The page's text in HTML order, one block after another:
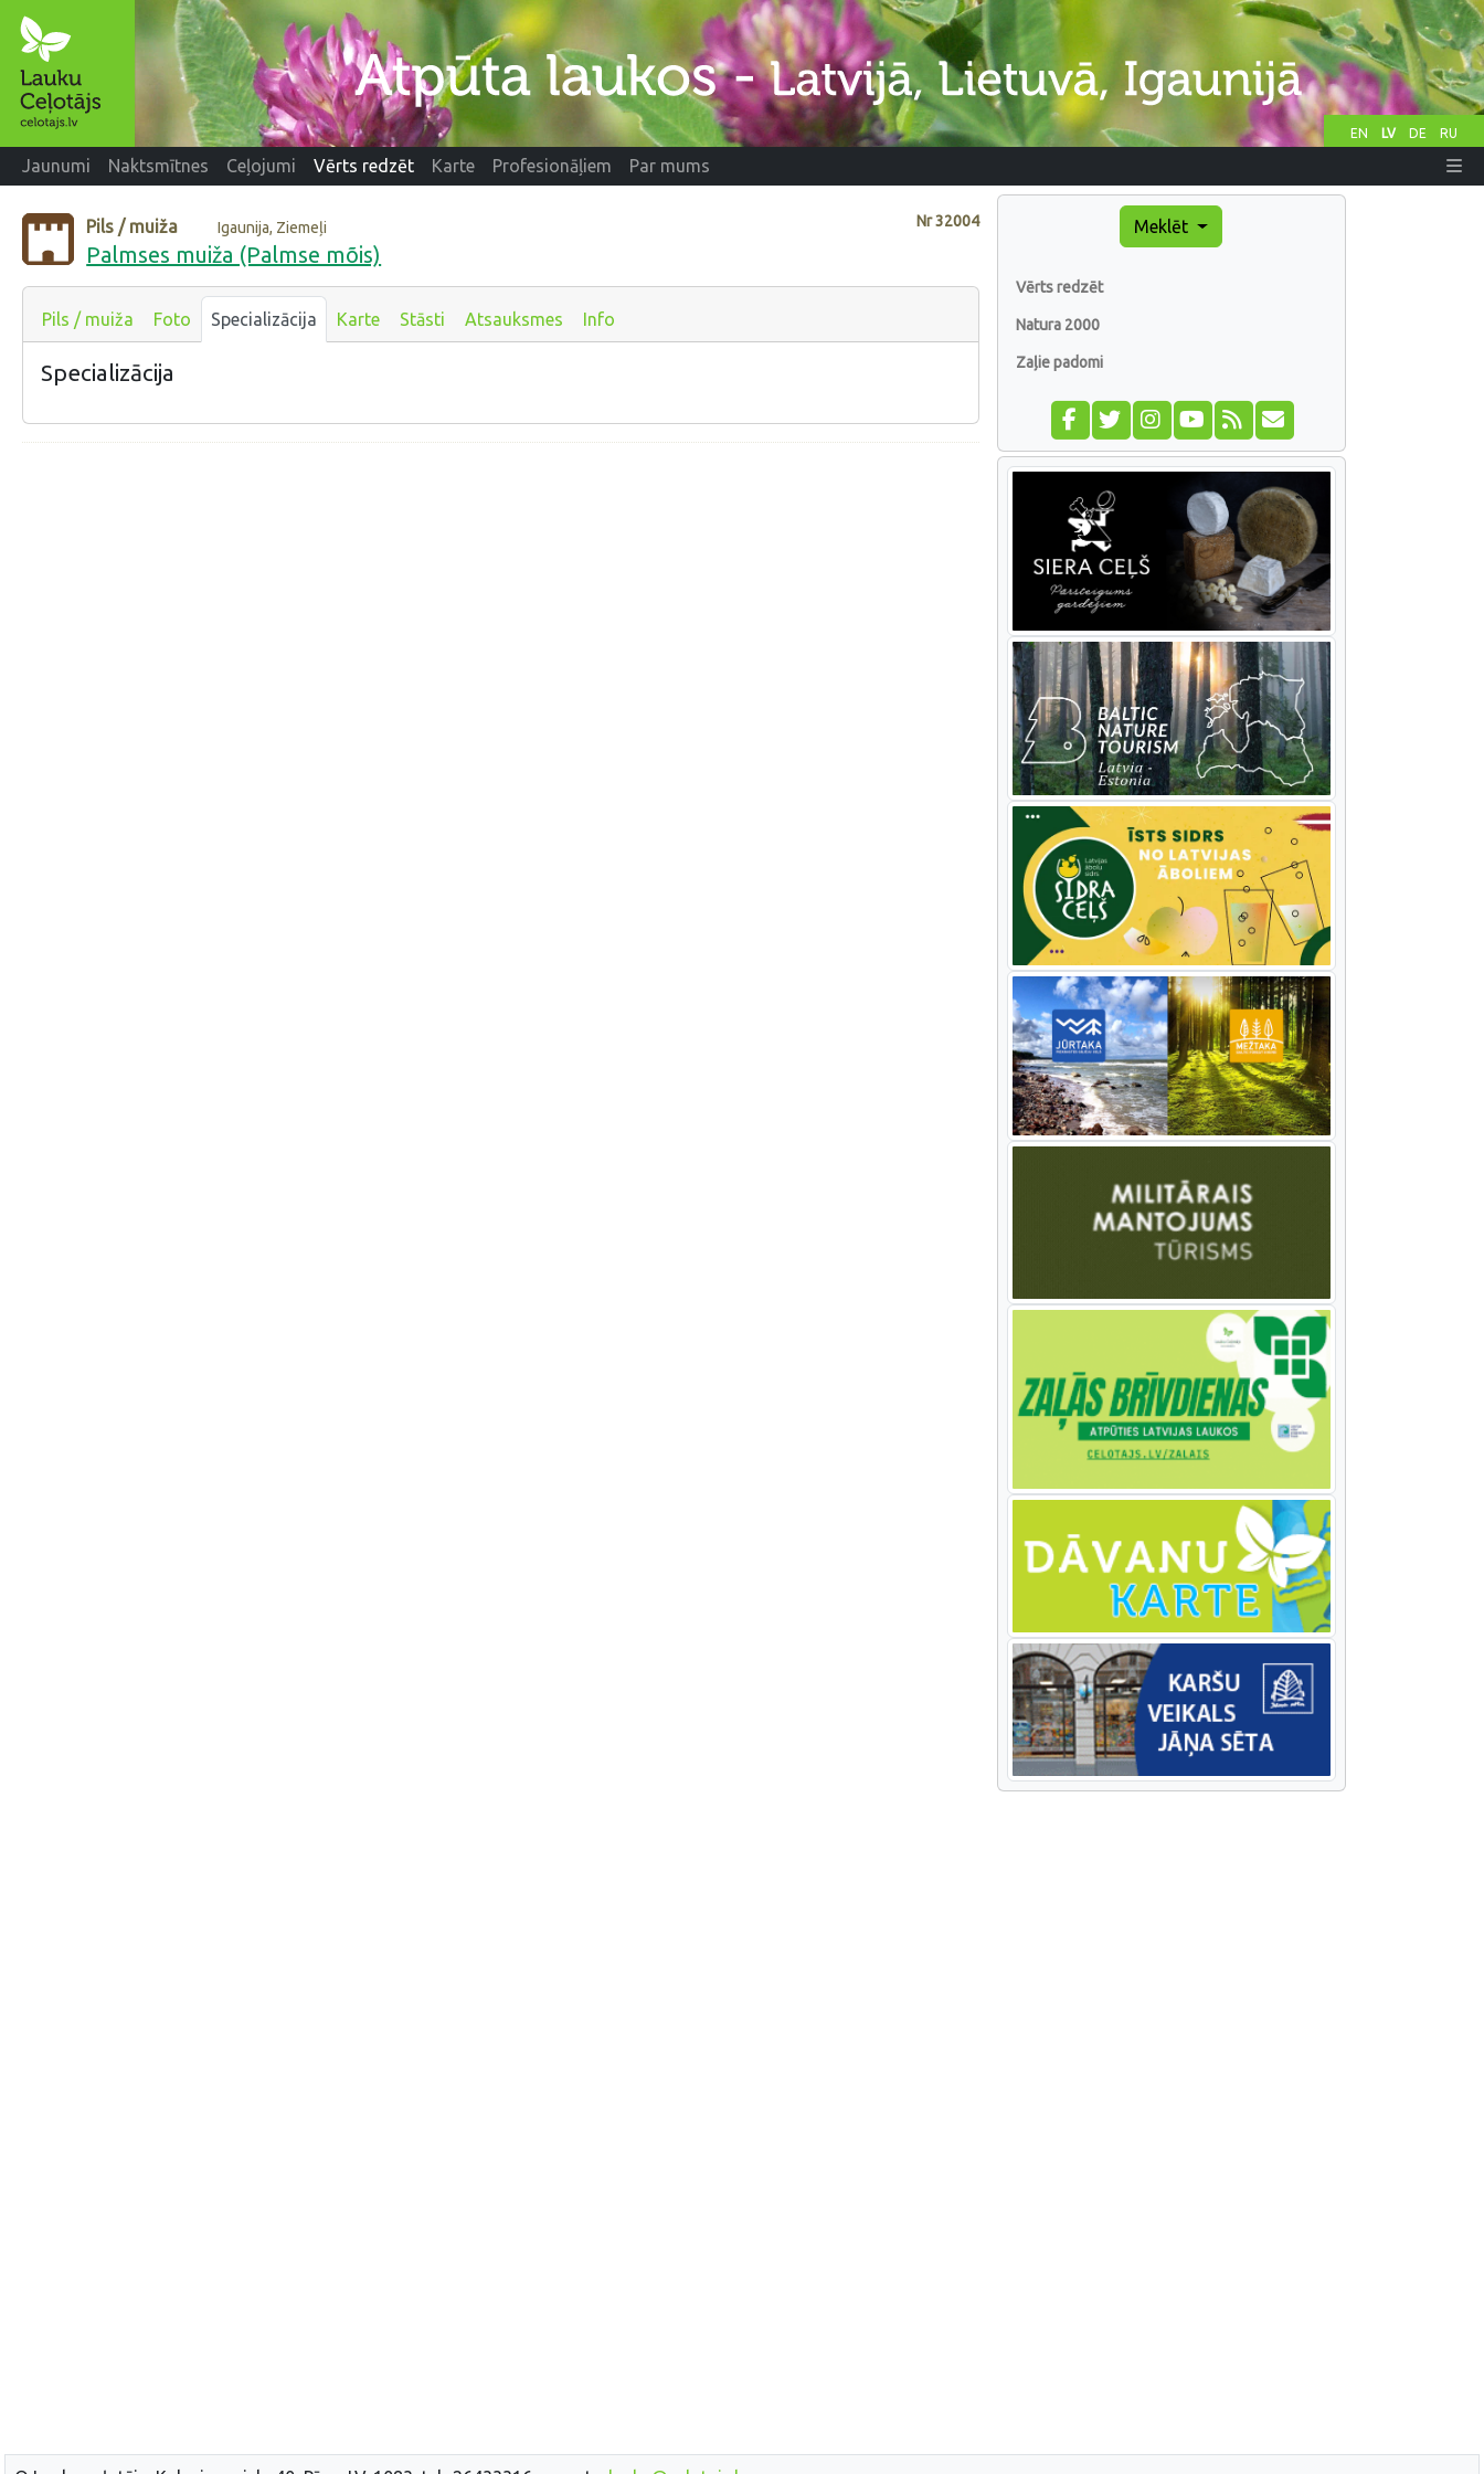
EN LV DE RU
Jaunumi Naktsmītnes Ceļojumi Vērts redzēt Karte Profesionāļiem Par mums
Nr32004
Pils / muiža Igaunija, Ziemeļi
Palmses muiža (Palmse mõis)
Pils / muiža Foto Specializācija Karte Stāsti Atsauksmes Info
Specializācija
Meklēt
Vērts redzēt
Natura 2000
Zaļie padomi